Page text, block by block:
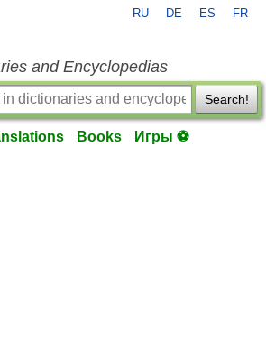
RU DE ES FR
and Encyclopedias
Search!
Books Игры ⚽